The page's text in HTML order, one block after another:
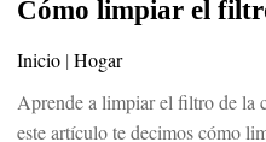
Cómo limpiar el
Inicio | Hogar
Aprende a limpiar el filtro de la
este artículo te decimos cómo